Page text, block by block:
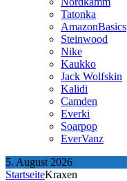
Tatonka
AmazonBasics
Steinwood
Nike
Kaukko
Jack Wolfskin
Kalidi
Camden
Everki
Soarpop
EverVanz
5. August 2026
StartseiteKraxen